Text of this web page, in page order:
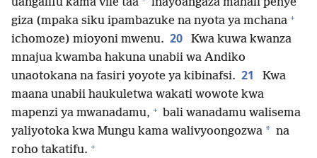
uangalifu kama vile taa
inayoangaza mahali penye
giza (mpaka siku ipambazuke na nyota ya mchana +
ichomoze) mioyoni mwenu. 20
Kwa kuwa kwanza
mnajua kwamba hakuna unabii wa Andiko
unaotokana na fasiri yoyote ya kibinafsi. 21
Kwa
maana unabii haukuletwa wakati wowote kwa
mapenzi ya mwanadamu, + bali wanadamu walisema
yaliyotoka kwa Mungu kama walivyoongozwa * na
roho takatifu. +